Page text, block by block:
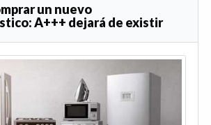
un nuevo
A+++ dejará de existir